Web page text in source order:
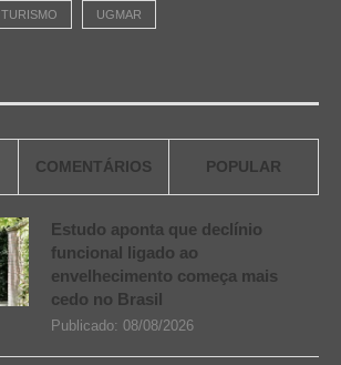
TURISMO UGMAR
COMENTÁRIOS POPULAR
Estudo aponta que declínio
funcional ligado ao
envelhecimento começa mais
cedo no Brasil
Publicado: 08/08/2026